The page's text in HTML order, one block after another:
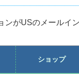
がUSのメールイ
ショップ